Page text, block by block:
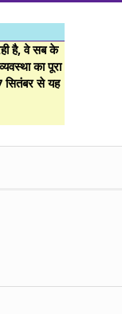
है, वे सब के
का पूरा
सितंबर से यह